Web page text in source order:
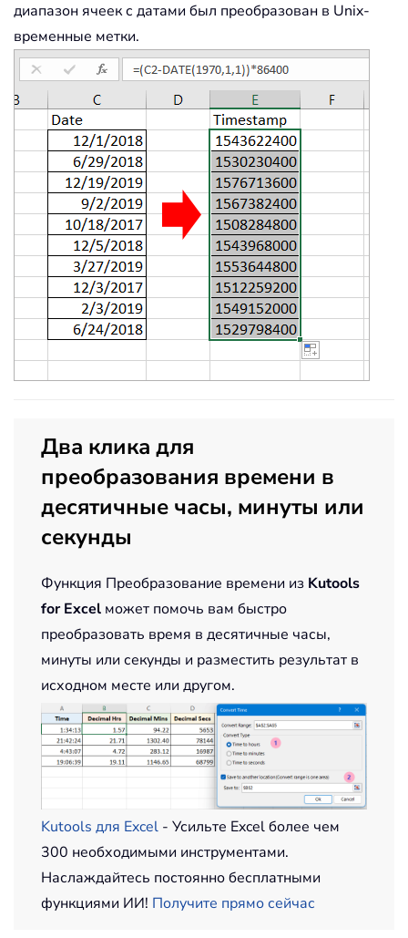
диапазон ячеек с датами был преобразован в Unix-
временные метки.
Два клика для
преобразования времени в
десятичные часы, минуты или
секунды
Функция Преобразование времени из Kutools
for Excel может помочь вам быстро
преобразовать время в десятичные часы,
минуты или секунды и разместить результат в
исходном месте или другом.
Kutools для Excel - Усильте Excel более чем
300 необходимыми инструментами.
Наслаждайтесь постоянно бесплатными
функциями ИИ! Получите прямо сейчас